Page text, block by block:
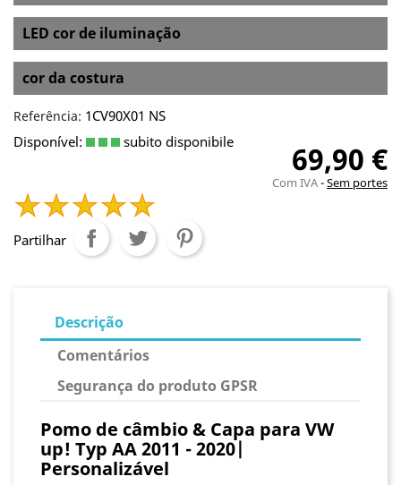
LED cor de iluminação
cor da costura
Referência: 1CV90X01 NS
Disponível:
subito disponibile 69,90 €
Com IVA Sem portes
Partilhar
Descrição
Comentários
Segurança do produto GPSR
Pomo de câmbio & Capa para VW
up! Typ AA 2011 - 2020|
Personalizável